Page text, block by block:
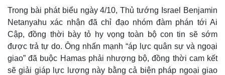
Trong bài phát biểu ngày 4/10, Thủ tướng Israel Benjamin
Netanyahu xác nhận đã chỉ đạo nhóm đàm phán tới Ai
Cập, đồng thời bày tỏ hy vọng toàn bộ con tin sẽ sớm
được trả tự do. Ông nhấn mạnh “áp lực quân sự và ngoại
giao” đã buộc Hamas phải nhượng bộ, đồng thời cam kết
sẽ giải giáp lực lượng này bằng cả biện pháp ngoại giao